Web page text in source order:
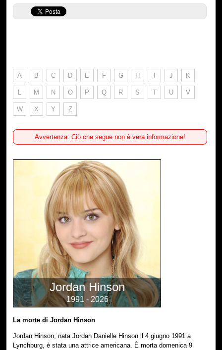
A B C D E F G H I J K
L M N O P Q R S T U V
W X Y Z
Avvertenza: Ciò che segue non è vera informazione!
Jordan Hinson
1991 - 2026
La morte di Jordan Hinson
Jordan Hinson, nata Jordan Danielle Hinson il 4 giugno 1991 a
Lynchburg, è stata una attrice americana. È morta domenica 9